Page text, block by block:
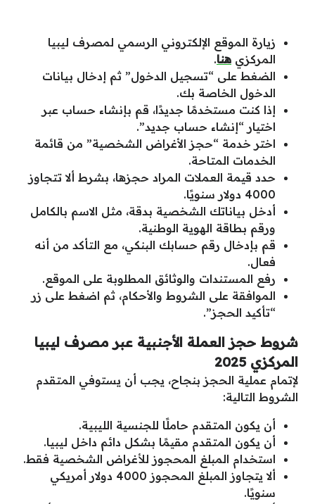
زيارة الموقع الإلكتروني الرسمي لمصرف ليبيا
المركزي هنا.
الضغط على “تسجيل الدخول” ثم إدخال بيانات
الدخول الخاصة بك.
إذا كنت مستخدمًا جديدًا، قم بإنشاء حساب عبر
اختيار “إنشاء حساب جديد”.
اختر خدمة “حجز الأغراض الشخصية” من قائمة
الخدمات المتاحة.
حدد قيمة العملات المراد حجزها، بشرط ألا تتجاوز
4000 دولار سنويًا.
أدخل بياناتك الشخصية بدقة، مثل الاسم بالكامل
ورقم بطاقة الهوية الوطنية.
قم بإدخال رقم حسابك البنكي، مع التأكد من أنه
فعال.
رفع المستندات والوثائق المطلوبة على الموقع.
الموافقة على الشروط والأحكام، ثم اضغط على زر
“تأكيد الحجز”.
شروط حجز العملة الأجنبية عبر مصرف ليبيا
المركزي 2025
لإتمام عملية الحجز بنجاح، يجب أن يستوفي المتقدم
الشروط التالية:
أن يكون المتقدم حاملًا للجنسية الليبية.
أن يكون المتقدم مقيمًا بشكل دائم داخل ليبيا.
استخدام المبلغ المحجوز للأغراض الشخصية فقط.
ألا يتجاوز المبلغ المحجوز 4000 دولار أمريكي
سنويًا.